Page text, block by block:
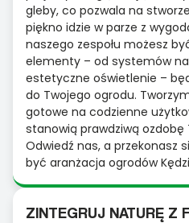
gleby, co pozwala na
piękno idzie w parze z
naszego zespołu możesz
elementy – od systemów
estetyczne oświetlenie –
do Twojego ogrodu.
gotowe na codzienne
stanowią prawdziwą ozdobę
Odwiedź nas, a przekonasz
być aranżacja ogrodów
ZINTEGRUJ NATURĘ Z